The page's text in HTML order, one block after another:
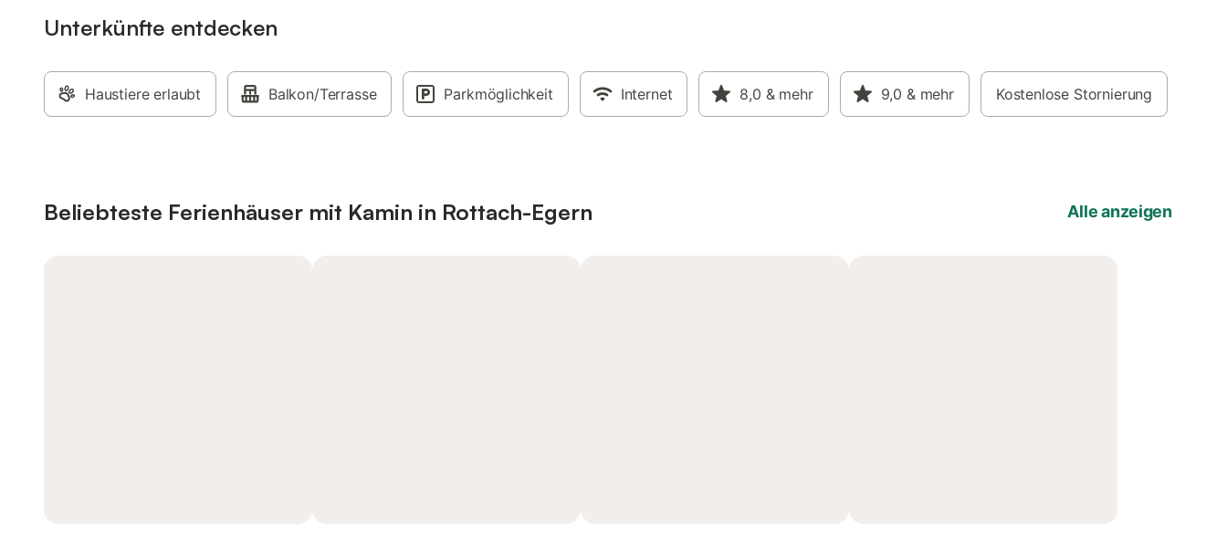
Unterkünfte entdecken
Haustiere erlaubt Balkon/Terrasse Parkmöglichkeit Internet 8,0 & mehr 9,0 & mehr Kostenlose Stornierung
Beliebteste Ferienhäuser mit Kamin in Rottach-Egern Alle anzeigen